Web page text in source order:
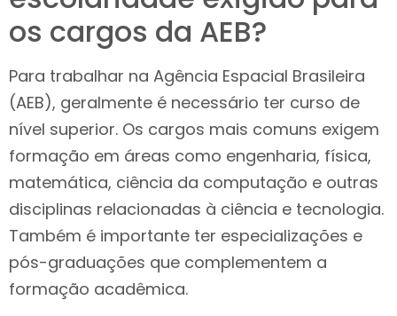
os cargos da AEB?
Para trabalhar na Agência Espacial Brasileira
(AEB), geralmente é necessário ter curso de
nível superior. Os cargos mais comuns exigem
formação em áreas como engenharia, física,
matemática, ciência da computação e outras
disciplinas relacionadas à ciência e tecnologia.
Também é importante ter especializações e
pós-graduações que complementem a
formação acadêmica.